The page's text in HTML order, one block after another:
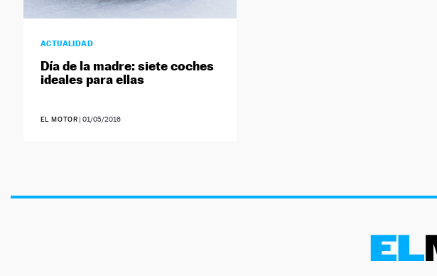
ACTUALIDAD
Día de la madre: siete coches
ideales para ellas
EL MOTOR |01/05/2016